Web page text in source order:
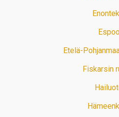
Etelä-
Fiskarsin